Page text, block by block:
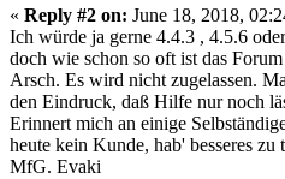
« Reply #2 on: June 18, 2018,
Ich würde ja gerne 4.4.3 , 4.5.6
doch wie schon so oft ist das
Arsch. Es wird nicht zugelassen.
den Eindruck, daß Hilfe nur noch
Erinnert mich an einige
heute kein Kunde, hab' besseres zu
MfG. Evaki